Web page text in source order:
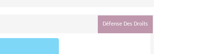
Défense Des Droits